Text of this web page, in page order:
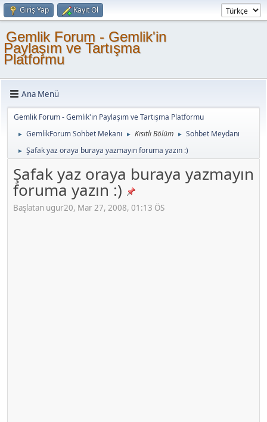
Giriş Yap Kayıt Ol
Gemlik Forum - Gemlik'in
Paylaşım ve Tartışma
Platformu
Ana Menü
Gemlik Forum - Gemlik'in Paylaşım ve Tartışma Platformu
► GemlikForum Sohbet Mekanı ► Kısıtlı Bölüm ► Sohbet Meydanı
► Şafak yaz oraya buraya yazmayın foruma yazın :)
Şafak yaz oraya buraya yazmayın
foruma yazın :)
Başlatan ugur20, Mar 27, 2008, 01:13 ÖS